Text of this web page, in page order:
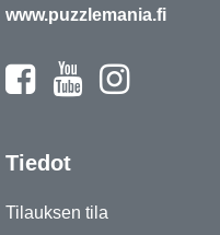
www.puzzlemania.fi
Tiedot
Tilauksen tila